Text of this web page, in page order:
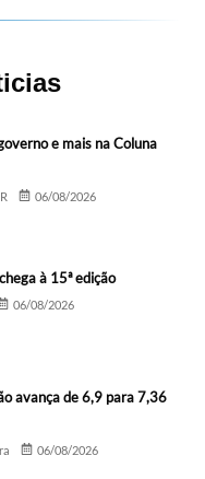
e mais na Coluna
06/08/2026
à 15ª edição
06/08/2026
avança de 6,9 para 7,36
06/08/2026